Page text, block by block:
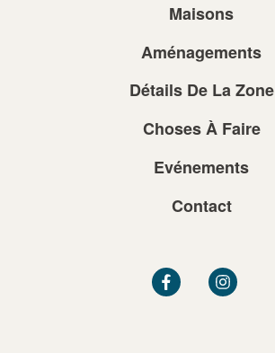
Maisons
Aménagements
Détails De La Zone
Choses À Faire
Evénements
Contact